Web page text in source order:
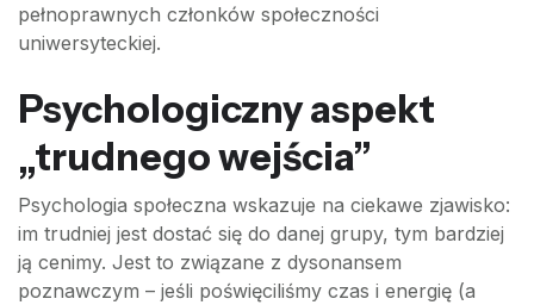
pełnoprawnych członków społeczności
uniwersyteckiej.
Psychologiczny aspekt
„trudnego wejścia”
Psychologia społeczna wskazuje na ciekawe zjawisko:
im trudniej jest dostać się do danej grupy, tym bardziej
ją cenimy. Jest to związane z dysonansem
poznawczym – jeśli poświęciliśmy czas i energię (a